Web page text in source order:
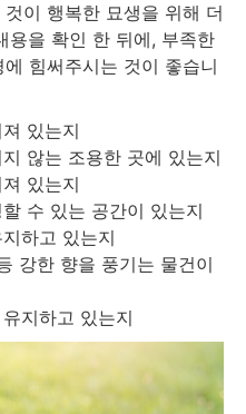
이 행복한 묘생을 위해 더
용을 확인 한 뒤에, 부족한
힘써주시는 것이 좋습니
있는지
않는 조용한 곳에 있는지
있는지
수 있는 공간이 있는지
하고 있는지
강한 향을 풍기는 물건이
지하고 있는지